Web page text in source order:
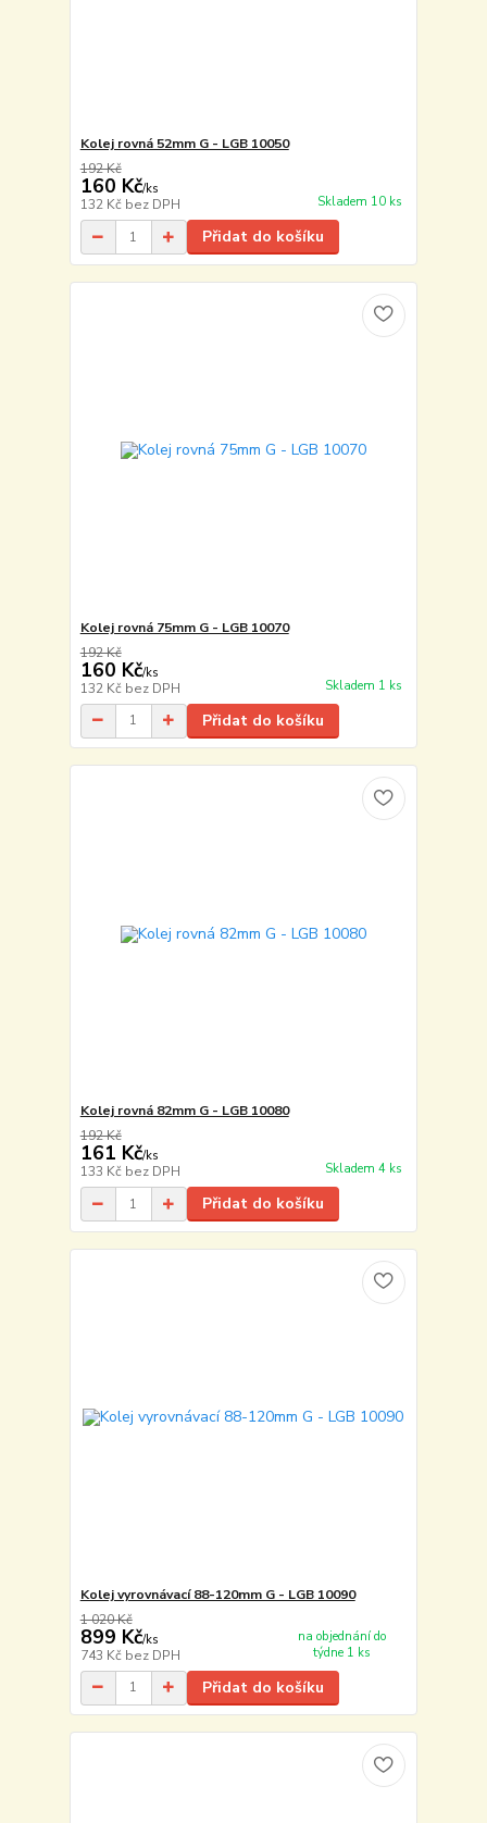
Kolej rovná 52mm G - LGB 10050
192 Kč
160 Kč/ks
132 Kč bez DPH Skladem 10 ks
Přidat do košíku
Kolej rovná 75mm G - LGB 10070
192 Kč
160 Kč/ks
132 Kč bez DPH Skladem 1 ks
Přidat do košíku
Kolej rovná 82mm G - LGB 10080
192 Kč
161 Kč/ks
133 Kč bez DPH Skladem 4 ks
Přidat do košíku
Kolej vyrovnávací 88-120mm G - LGB 10090
1 020 Kč
899 Kč/ks
743 Kč bez DPH
na objednání do
týdne 1 ks
Přidat do košíku